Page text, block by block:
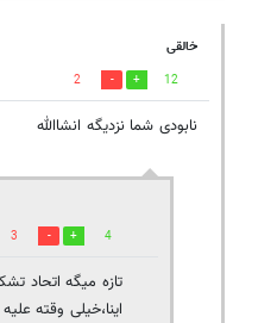
خالقی
12
2
نابودی شما نزدیگه انشاالله
4
3
تازه میگه اتحاد
اینا،خیلی وقته